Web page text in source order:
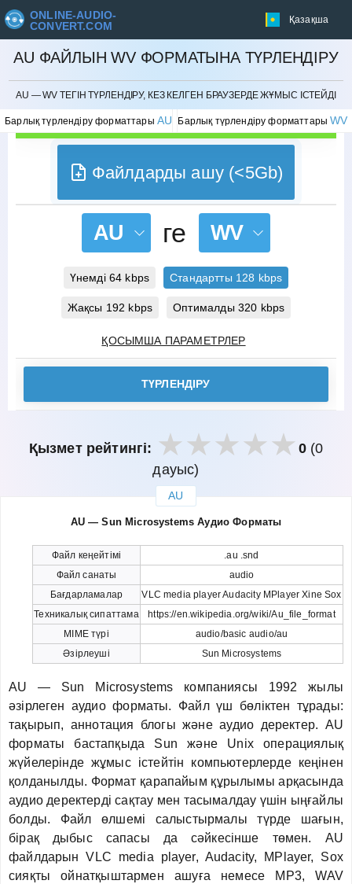
ONLINE-AUDIO-
CONVERT.COM
Қазақша
AU ФАЙЛЫН WV ФОРМАТЫНА ТҮРЛЕНДІРУ
AU — WV ТЕГІН ТҮРЛЕНДІРУ, КЕЗ КЕЛГЕН БРАУЗЕРДЕ ЖҰМЫС ІСТЕЙДІ
Барлық түрлендіру форматтары AU Барлық түрлендіру форматтарыWV
БОЛДЫРМАУ
Файлдарды ашу (<5Gb)
AU ге WV
Үнемді 64 kbps Стандартты 128 kbps
Жақсы 192 kbps Оптималды 320 kbps
ҚОСЫМША ПАРАМЕТРЛЕР
ТҮРЛЕНДІРУ
Қызмет рейтингі: 0(0
дауыс)
AU
AU — Sun Microsystems Аудио Форматы
Файл кеңейтімі
.au .snd
Файл санаты
audio
Бағдарламалар
VLC media player Audacity MPlayer Xine Sox
Техникалық сипаттама
https://en.wikipedia.org/wiki/Au_file_format
MIME түрі
audio/basic audio/au
Әзірлеуші
Sun Microsystems
AU — Sun Microsystems компаниясы 1992 жылы
әзірлеген аудио форматы. Файл үш бөліктен тұрады:
тақырып, аннотация блогы және аудио деректер. AU
форматы бастапқыда Sun және Unix операциялық
жүйелерінде жұмыс істейтін компьютерлерде кеңінен
қолданылды. Формат қарапайым құрылымы арқасында
аудио деректерді сақтау мен тасымалдау үшін ыңғайлы
болды. Файл өлшемі салыстырмалы түрде шағын,
бірақ дыбыс сапасы да сәйкесінше төмен. AU
файлдарын VLC media player, Audacity, MPlayer, Sox
сияқты ойнатқыштармен ашуға немесе MP3, WAV